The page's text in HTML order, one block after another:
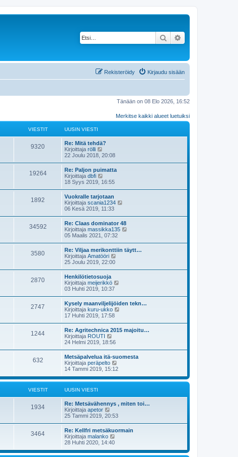
Etsi
Kirjaudu sisään
Rekisteröidy
Tänään on 08 Elo 2026, 16:52
Merkitse kaikki alueet luetuiksi
VIESTIT UUSIN VIESTI
9320
Re: Mitä tehdä?
Kirjoittaja rölli
ä
ä
u
u
s
i
n
v
i
e
s
t
22 Joulu 2018, 20:08
19264
Re: Paljon puimatta
Kirjoittaja dbfi
ä
ä
u
u
s
i
n
v
i
e
s
t
i
18 Syys 2019, 16:55
1892
Vuokralle tarjotaan
Kirjoittaja scania1234
t
ä
u
s
i
06 Kesä 2019, 11:33
34592
Re: Claas dominator 48
Kirjoittaja massikka135
t
ä
s
i
e
s
05 Maalis 2021, 07:32
3580
Re: Viljaa merikonttiin täytt…
Kirjoittaja Amatööri
ä
u
s
i
n
i
e
s
25 Joulu 2019, 22:00
2870
Henkilötietosuoja
Kirjoittaja meijerikkö
t
ä
s
i
i
e
s
03 Huhti 2019, 10:37
2747
Kysely maanviljelijöiden tekn…
Kirjoittaja kuru-ukko
t
ä
s
i
i
e
i
17 Huhti 2019, 17:58
1244
Re: Agritechnica 2015 majoitu…
Kirjoittaja ROUTI
ä
ä
u
u
s
i
v
i
s
i
24 Helmi 2019, 18:56
632
Metsäpalvelua itä-suomesta
Kirjoittaja peräpelto
ä
t
u
s
n
v
i
i
14 Tammi 2019, 15:12
VIESTIT UUSIN VIESTI
1934
Re: Metsävähennys , miten toi…
Kirjoittaja apetor
ä
ä
u
u
s
25 Tammi 2019, 20:53
3464
Re: Kellfri metsäkuormain
Kirjoittaja malanko
t
28 Huhti 2020, 14:40